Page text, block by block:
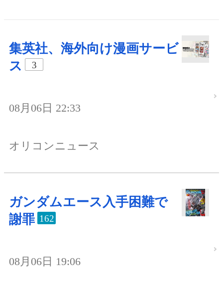
集英社、海外向け漫画サービ
ス
3
08月06日 22:33
オリコンニュース
ガンダムエース入手困難で
謝罪 162
08月06日 19:06